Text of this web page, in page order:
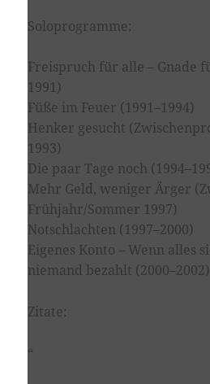
Soloprogramme:
Freispruch für alle – Gnade
1991)
Füße im Feuer (1991–1994)
Henker gesucht
1993)
Die paar Tage noch
Mehr Geld, weniger Ärger
Frühjahr/Sommer 1997)
Notschlachten (1997–2000)
Eigenes Konto – Wenn alles
niemand bezahlt (2000–2002)
Zitate:
“